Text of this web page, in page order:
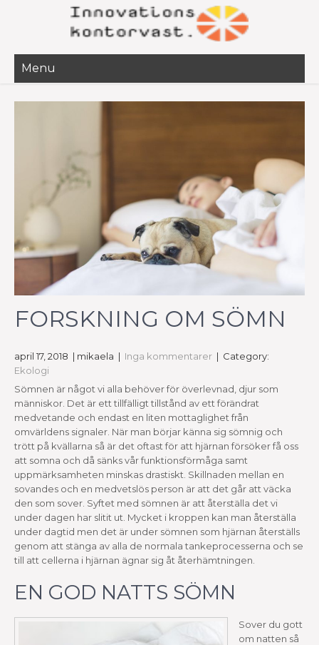
Menu
FORSKNING OM SÖMN
april 17, 2018 | mikaela | Inga kommentarer | Category:
Ekologi
Sömnen är något vi alla behöver för överlevnad, djur som
människor. Det är ett tillfälligt tillstånd av ett förändrat
medvetande och endast en liten mottaglighet från
omvärldens signaler. När man börjar känna sig sömnig och
trött på kvällarna så är det oftast för att hjärnan försöker få oss
att somna och då sänks vår funktionsförmåga samt
uppmärksamheten minskas drastiskt. Skillnaden mellan en
sovandes och en medvetslös person är att det går att väcka
den som sover. Syftet med sömnen är att återställa det vi
under dagen har slitit ut. Mycket i kroppen kan man återställa
under dagtid men det är under sömnen som hjärnan återställs
genom att stänga av alla de normala tankeprocesserna och se
till att cellerna i hjärnan ägnar sig åt återhämtningen.
EN GOD NATTS SÖMN
Sover du gott
om natten så